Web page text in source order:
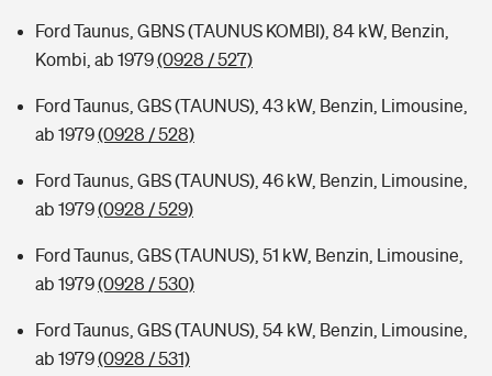
Ford Taunus, GBNS (TAUNUS KOMBI), 84 kW, Benzin,
Kombi, ab 1979(0928 / 527)
Ford Taunus, GBS (TAUNUS), 43 kW, Benzin, Limousine,
ab 1979(0928 / 528)
Ford Taunus, GBS (TAUNUS), 46 kW, Benzin, Limousine,
ab 1979(0928 / 529)
Ford Taunus, GBS (TAUNUS), 51 kW, Benzin, Limousine,
ab 1979(0928 / 530)
Ford Taunus, GBS (TAUNUS), 54 kW, Benzin, Limousine,
ab 1979(0928 / 531)